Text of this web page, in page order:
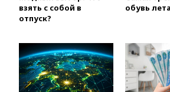
взять с собой в
отпуск?
обувь